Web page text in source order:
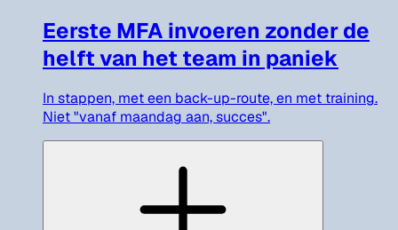
Eerste MFA invoeren zonder de
helft van het team in paniek
In stappen, met een back-up-route, en met training.
Niet "vanaf maandag aan, succes".